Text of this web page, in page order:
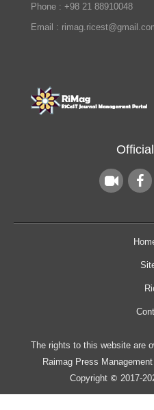
Phone : +98 21 88910048
Email :
The rights to this website are
Raimag Press Management
Copyright © 2017-